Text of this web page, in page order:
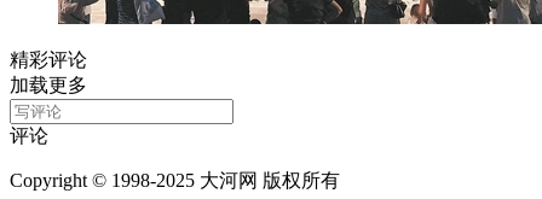
精彩评论
加载更多
评论
Copyright © 1998-2025 大河网 版权所有